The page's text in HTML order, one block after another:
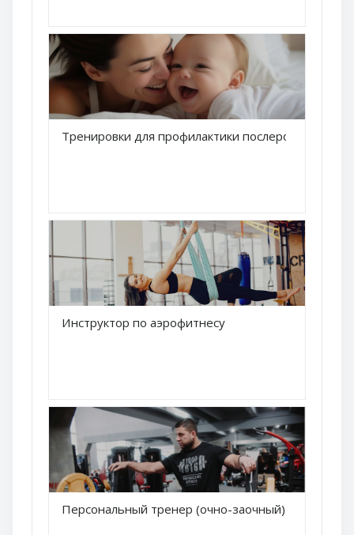
Краткое название курса
Тренировки для профилактики послеродовой
Краткое название курса
Инструктор по аэрофитнесу
Краткое название курса
Персональный тренер (очно-заочный)